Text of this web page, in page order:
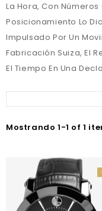
La Hora, Con
Posicionamiento Lo
Impulsado Por Un
Fabricación Suiza, El
El Tiempo En Una
Mostrando 1-1 of 1